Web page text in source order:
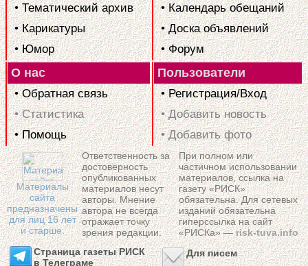
• Тематический архив
• Карикатуры
• Юмор
• Календарь обещаний
• Доска объявлений
• Форум
О нас
• Обратная связь
• Статистика
• Помощь
Пользователи
• Регистрация/Вход
• Добавить новость
• Добавить фото
Материалы
сайта
предназначены
для лиц 16 лет
и старше.
Ответственность за
достоверность
опубликованных
материалов несут
авторы. Мнение
автора не всегда
отражает точку
зрения редакции.
При полном или
частичном использовании
материалов, ссылка на
газету «РИСК»
обязательна. Для сетевых
изданий обязательна
гиперссылка на сайт
«РИСКа» —risk-tuva.info
Страница газеты РИСК
в Телеграме
Для писем